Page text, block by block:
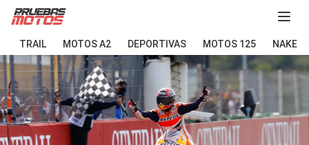
Abir
TRAIL MOTOS A2 DEPORTIVAS MOTOS 125 NAKED